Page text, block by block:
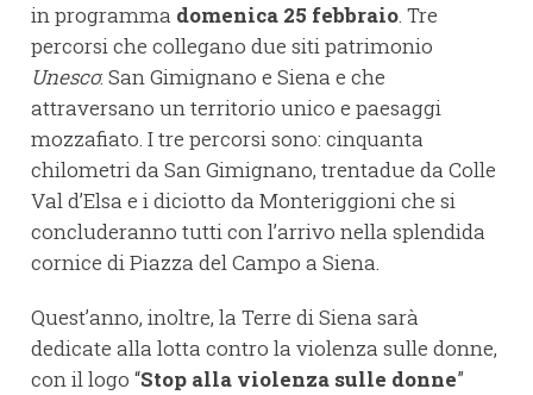
in programma domenica 25 febbraio. Tre
percorsi che collegano due siti patrimonio
Unesco: San Gimignano e Siena e che
attraversano un territorio unico e paesaggi
mozzafiato. I tre percorsi sono: cinquanta
chilometri da San Gimignano, trentadue da Colle
Val d’Elsa e i diciotto da Monteriggioni che si
concluderanno tutti con l’arrivo nella splendida
cornice di Piazza del Campo a Siena.
Quest’anno, inoltre, la Terre di Siena sarà
dedicate alla lotta contro la violenza sulle donne,
con il logo “Stop alla violenza sulle donne”